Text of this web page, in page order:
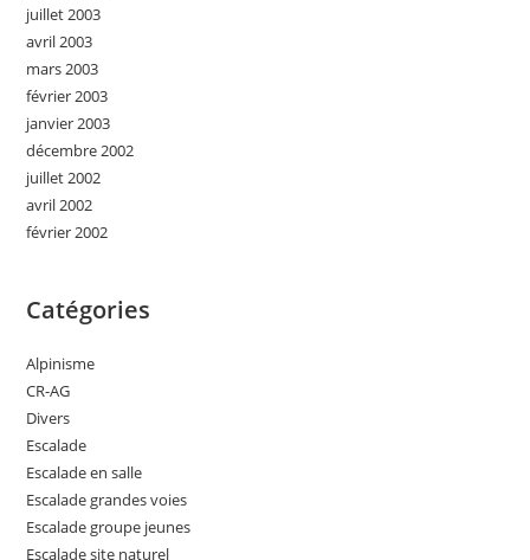
juillet 2003
avril 2003
mars 2003
février 2003
janvier 2003
décembre 2002
juillet 2002
avril 2002
février 2002
Catégories
Alpinisme
CR-AG
Divers
Escalade
Escalade en salle
Escalade grandes voies
Escalade groupe jeunes
Escalade site naturel